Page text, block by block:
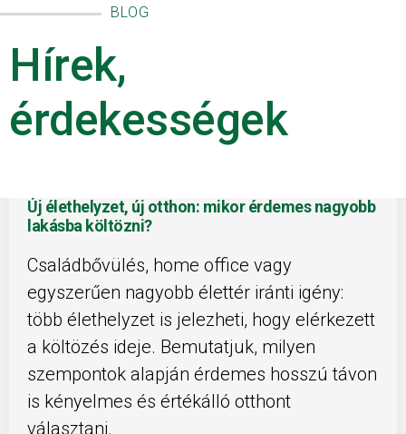
BLOG
Hírek,
érdekességek
Új élethelyzet, új otthon: mikor érdemes nagyobb
lakásba költözni?
Családbővülés, home office vagy
egyszerűen nagyobb élettér iránti igény:
több élethelyzet is jelezheti, hogy elérkezett
a költözés ideje. Bemutatjuk, milyen
szempontok alapján érdemes hosszú távon
is kényelmes és értékálló otthont
választani.